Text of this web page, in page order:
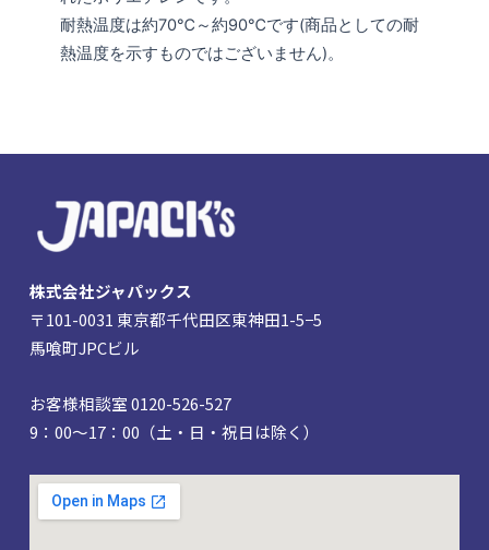
耐熱温度は約70℃～約90℃です(商品としての耐
熱温度を示すものではございません)。
株式会社ジャパックス
〒101-0031 東京都千代田区東神田1-5−5
馬喰町JPCビル
お客様相談室 0120-526-527
9：00～17：00（土・日・祝日は除く）